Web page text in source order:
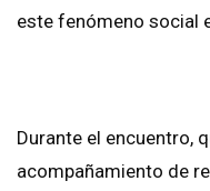
este fenómeno social
Durante el encuentro,
acompañamiento de